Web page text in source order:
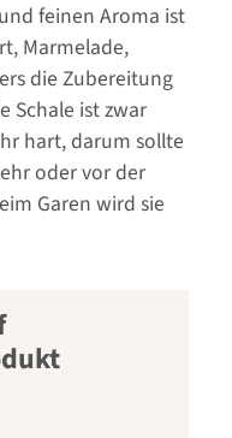
feinen Aroma ist
Marmelade,
die Zubereitung
Schale ist zwar
hart, darum sollte
oder vor der
Garen wird sie